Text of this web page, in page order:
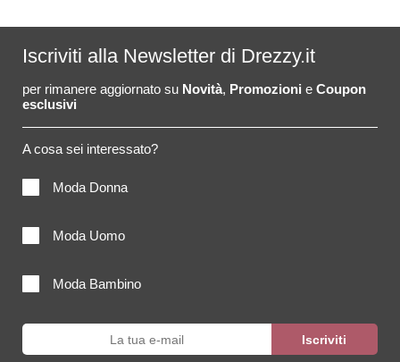
Iscriviti alla Newsletter di Drezzy.it
per rimanere aggiornato su Novità, Promozioni e Coupon
esclusivi
A cosa sei interessato?
Moda Donna
Moda Uomo
Moda Bambino